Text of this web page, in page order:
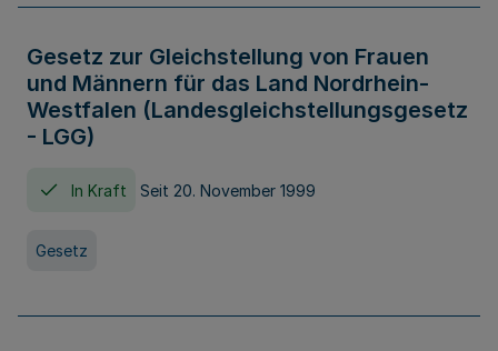
Gesetz zur Gleichstellung von Frauen
und Männern für das Land Nordrhein-
Westfalen (Landesgleichstellungsgesetz
- LGG)
In Kraft Seit 20. November 1999
Gesetz